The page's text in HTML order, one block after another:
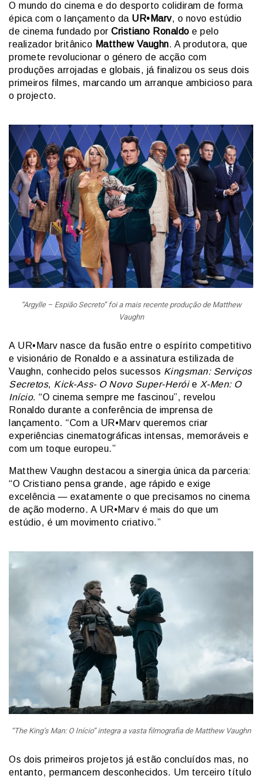
O mundo do cinema e do desporto colidiram de forma
épica com o lançamento da UR•Marv, o novo estúdio
de cinema fundado por Cristiano Ronaldo e pelo
realizador britânico Matthew Vaughn. A produtora, que
promete revolucionar o género de acção com
produções arrojadas e globais, já finalizou os seus dois
primeiros filmes, marcando um arranque ambicioso para
o projecto.
“Argylle – Espião Secreto” foi a mais recente produção de Matthew
Vaughn
A UR•Marv nasce da fusão entre o espírito competitivo
e visionário de Ronaldo e a assinatura estilizada de
Vaughn, conhecido pelos sucessos Kingsman: Serviços
Secretos, Kick-Ass- O Novo Super-Heróie X-Men: O
Início. “O cinema sempre me fascinou”, revelou
Ronaldo durante a conferência de imprensa de
lançamento. “Com a UR•Marv queremos criar
experiências cinematográficas intensas, memoráveis e
com um toque europeu.”
Matthew Vaughn destacou a sinergia única da parceria:
“O Cristiano pensa grande, age rápido e exige
excelência — exatamente o que precisamos no cinema
de ação moderno. A UR•Marv é mais do que um
estúdio, é um movimento criativo.”
“The King’s Man: O Início” integra a vasta filmografia de Matthew Vaughn
Os dois primeiros projetos já estão concluídos mas, no
entanto, permancem desconhecidos. Um terceiro título